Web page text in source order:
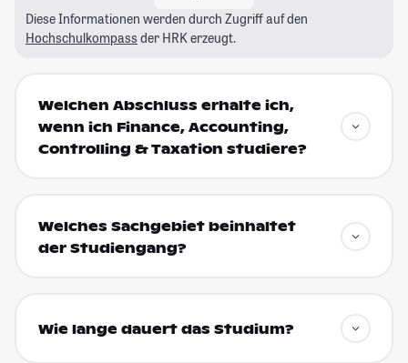
Diese Informationen werden durch Zugriff auf den
Hochschulkompass der HRK erzeugt.
Welchen Abschluss erhalte ich,
wenn ich Finance, Accounting,
Controlling & Taxation studiere?
Welches Sachgebiet beinhaltet
der Studiengang?
Wie lange dauert das Studium?